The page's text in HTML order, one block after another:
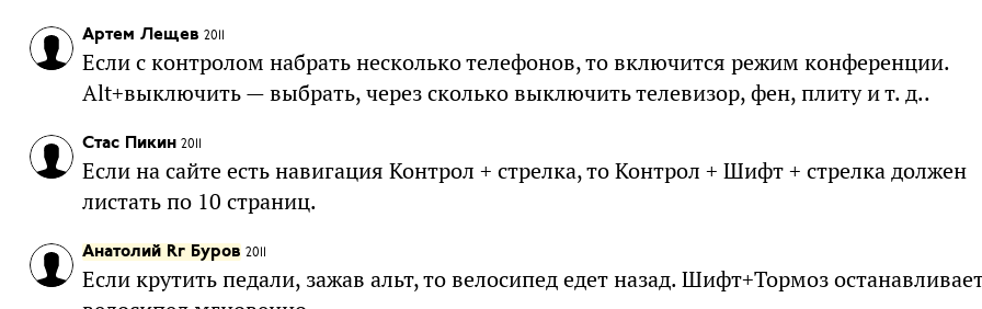
Артем Лещев 2011
Если с контролом набрать несколько телефонов, то включится режим конференции.
Alt+выключить — выбрать, через сколько выключить телевизор, фен, плиту и т. д..
Стас Пикин 2011
Если на сайте есть навигация Контрол + стрелка, то Контрол + Шифт + стрелка должен
листать по 10 страниц.
Анатолий Rr Буров 2011
Если крутить педали, зажав альт, то велосипед едет назад. Шифт+Тормоз